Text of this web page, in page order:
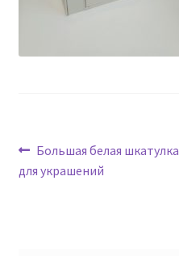
Навигация
по
Предыдущая
запись:
Большая белая шкатулка
для украшений